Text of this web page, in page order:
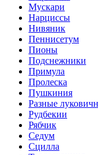
Мускари
Нарциссы
Нивяник
Пеннисетум
Пионы
Подснежники
Примула
Пролеска
Пушкиния
Разные
Рудбекии
Рябчик
Седум
Сцилла